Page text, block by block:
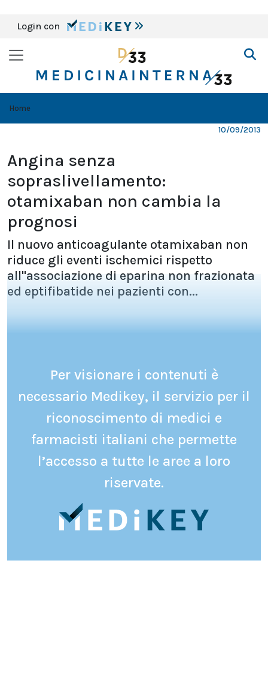
Login con
Home
10/09/2013
Angina senza
sopraslivellamento:
otamixaban non cambia la
prognosi
Il nuovo anticoagulante otamixaban non
riduce gli eventi ischemici rispetto
all''associazione di eparina non frazionata
ed eptifibatide nei pazienti con...
Per visionare i contenuti è
necessario Medikey, il servizio per il
riconoscimento di medici e
farmacisti italiani che permette
l’accesso a tutte le aree a loro
riservate.